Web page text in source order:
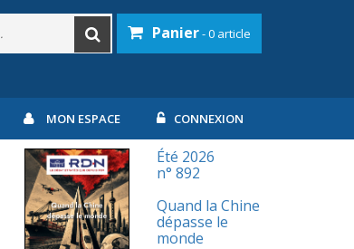
Panier- 0 article
MON ESPACE CONNEXION
Été 2026
n° 892
Quand la Chine
dépasse le
monde